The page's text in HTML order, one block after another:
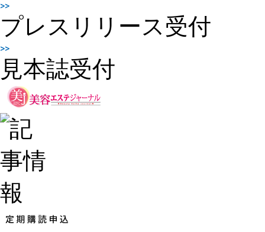
プレスリリース受付
見本誌受付